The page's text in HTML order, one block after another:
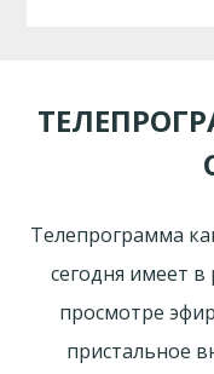
Телепрограмма
сегодня имеет
просмотре
пристальное